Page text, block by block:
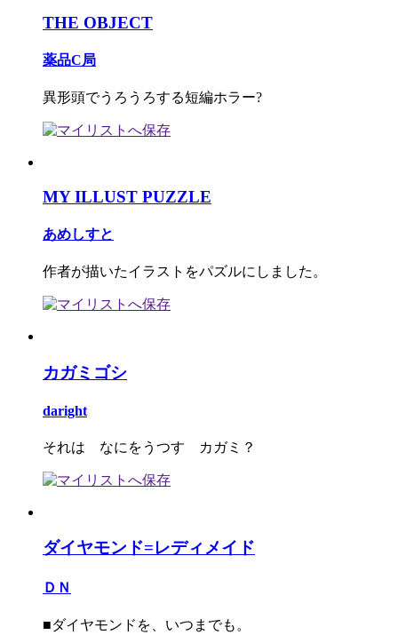
THE OBJECT
薬品C局
異形頭でうろうろする短編ホラー?
MY ILLUST PUZZLE
あめしすと
作者が描いたイラストをパズルにしました。
カガミゴシ
daright
それは なにをうつす カガミ？
ダイヤモンド=レディメイド
ＤＮ
■ダイヤモンドを、いつまでも。